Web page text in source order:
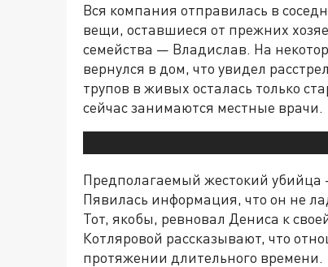
Вся компания отправилась в
вещи, оставшиеся от прежних
семейства — Владислав. На
вернулся в дом, что увидел
трупов в живых осталась только
сейчас занимаются местные врачи.
Предполагаемый жестокий
Пявилась информация, что он не
Тот, якобы, ревновал Дениса к
Котляровой рассказывают, что
протяжении длительного времени.